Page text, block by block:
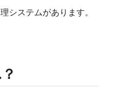
システムがあります。